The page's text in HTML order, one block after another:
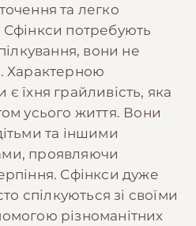
та легко
потребують
вони не
Характерною
їхня грайливість, яка
усього життя. Вони
та іншими
проявляючи
Сфінкси дуже
спілкуються зі своїми
різноманітних